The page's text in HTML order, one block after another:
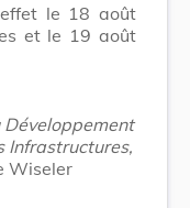
le 18 août
et le 19 août
Infrastructures,
Wiseler